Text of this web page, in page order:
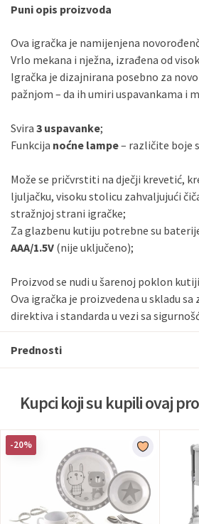
Puni opis proizvoda
Ova igračka je namijenjena
Vrlo mekana i nježna, izrađena od
Igračka je dizajnirana posebno za
pažnjom – da ih umiri uspavankama i
Svira 3 uspavanke;
Funkcija noćne lampe– različite boje
Može se pričvrstiti na dječji krevetić,
ljuljačku, visoku stolicu zahvaljujući
stražnjoj strani igračke;
Za glazbenu kutiju potrebne su
AAA/1.5V (nije uključeno);
Proizvod se nudi u šarenoj poklon
Ova igračka je proizvedena u skladu
direktiva i standarda u vezi sa
Prednosti
Kupci koji su kupili ovaj
-20%